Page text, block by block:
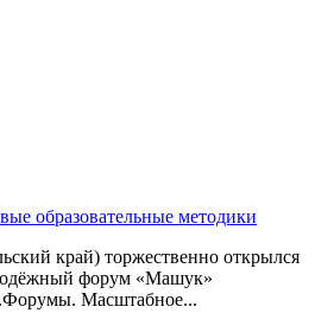
образовательные методики
край) торжественно открылся
форум «Машук»
Масштабное...